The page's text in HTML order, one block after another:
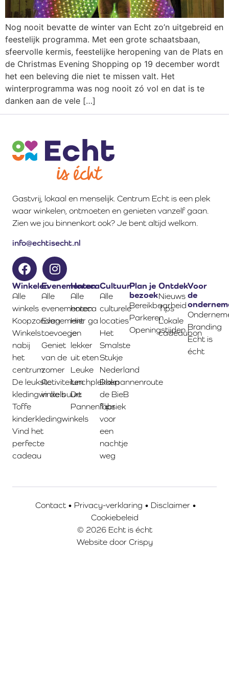
Nog nooit bevatte de winter van Echt zo’n uitgebreid en
feestelijk programma. Met een grote schaatsbaan,
sfeervolle kermis, feestelijke heropening van de Plats en
de Christmas Evening Shopping op 19 december wordt
het een beleving die niet te missen valt. Het
winterprogramma was nog nooit zó vol en dat is te
danken aan de vele […]
Gastvrij, lokaal en menselijk. Centrum Echt is een plek
waar winkelen, ontmoeten en genieten vanzelf gaan.
Zien we jou binnenkort ook? Je bent altijd welkom.
info@echtisecht.nl
Winkelen
Alle
winkels
Koopzondag
Winkels
nabij
het
centrum
De leukste
kledingwinkels
Toffe
kinderkledingwinkels
Vind het
perfecte
cadeau
Evenementen
Alle
evenementen
Evenement
toevoegen
Geniet
van de
zomer
Activiteiten
in de buurt
Horeca
Alle
horeca
Hier ga
je
lekker
uit eten
Leuke
lunchplekken
De
Pannenfabriek
Cultuur
Alle
culturele
locaties
Het
Smalste
Stukje
Nederland
Dakpannenroute
de BieB
Tips
voor
een
nachtje
weg
Plan je
bezoek
Bereikbaarheid
Parkeren
Openingstijden
Ontdek
Nieuws
Tips
Lokale
cadeaubon
Voor
de
Branding
Echt is
écht
© 2026 Echt is écht
Contact• Privacy-verklaring • Disclaimer•
Cookiebeleid
Website door Crispy